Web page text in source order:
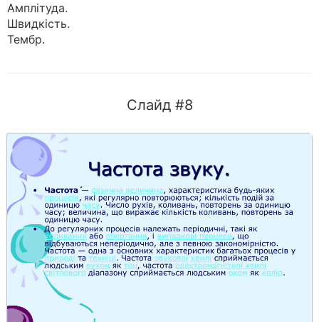
Амплітуда.
Швидкість.
Тембр.
Слайд #8